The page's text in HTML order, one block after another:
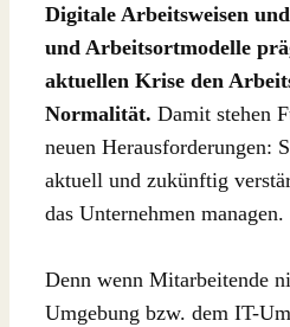
Digitale Arbeitsweisen
und Arbeitsortmodelle
aktuellen Krise den
Normalität. Damit stehen
neuen Herausforderungen:
aktuell und zukünftig
das Unternehmen managen.
Denn wenn Mitarbeitende
Umgebung bzw. dem IT-